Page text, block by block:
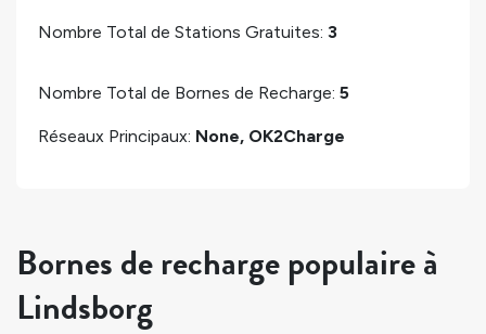
Nombre Total de Stations Gratuites: 3
Nombre Total de Bornes de Recharge: 5
Réseaux Principaux: None, OK2Charge
Bornes de recharge populaire à
Lindsborg